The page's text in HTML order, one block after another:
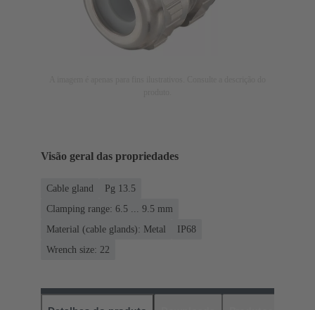
Visão geral das propriedades
Cable gland
Pg 13.5
Clamping range: 6.5 ... 9.5 mm
Material (cable glands): Metal
IP68
Wrench size: 22